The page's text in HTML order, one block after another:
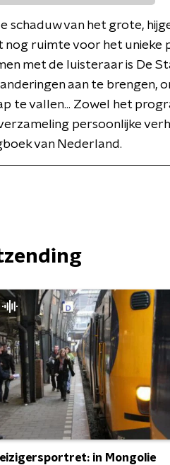
schaduw van het grote,
nog ruimte voor het unieke
met de luisteraar is De
aan te brengen,
te vallen... Zowel het
persoonlijke
van Nederland.
in Mongolie